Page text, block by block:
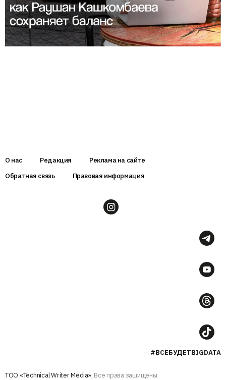
О нас Редакция
Реклама на сайте
Обратная связь
Правовая информация
#ВСЕБУДЕТBIGDATA
ТОО «Technical Writer Media», Все права защищены